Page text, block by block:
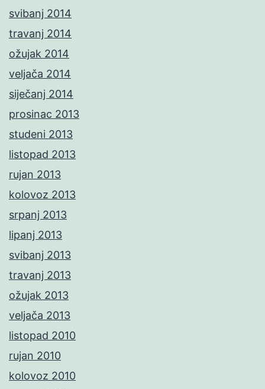
svibanj 2014
travanj 2014
ožujak 2014
veljača 2014
siječanj 2014
prosinac 2013
studeni 2013
listopad 2013
rujan 2013
kolovoz 2013
srpanj 2013
lipanj 2013
svibanj 2013
travanj 2013
ožujak 2013
veljača 2013
listopad 2010
rujan 2010
kolovoz 2010